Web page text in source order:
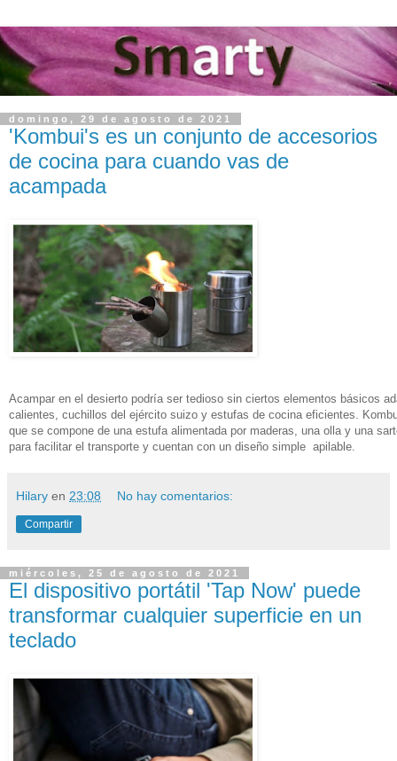
domingo, 29 de agosto de 2021
'Kombui's es un conjunto de accesorios
de cocina para cuando vas de
acampada
Acampar en el desierto podría ser tedioso sin ciertos elementos básicos
calientes, cuchillos del ejército suizo y estufas de cocina eficientes.
que se compone de una estufa alimentada por maderas, una olla y una
para facilitar el transporte y cuentan con un diseño simple apilable.
Hilary en 23:08 No hay comentarios:
Compartir
miércoles, 25 de agosto de 2021
El dispositivo portátil 'Tap Now' puede
transformar cualquier superficie en un
teclado